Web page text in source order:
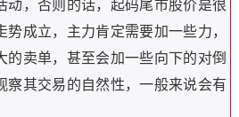
动，否则的话，起码尾市股价是很
成立，主力肯定需要加一些力，
的卖单，甚至会加一些向下的对倒
察其交易的自然性，一般来说会有